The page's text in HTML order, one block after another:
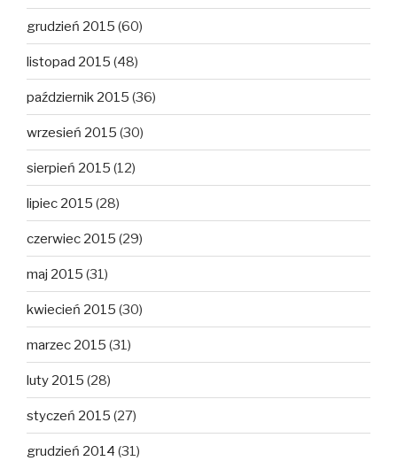
grudzień 2015 (60)
listopad 2015 (48)
październik 2015 (36)
wrzesień 2015 (30)
sierpień 2015 (12)
lipiec 2015 (28)
czerwiec 2015 (29)
maj 2015 (31)
kwiecień 2015 (30)
marzec 2015 (31)
luty 2015 (28)
styczeń 2015 (27)
grudzień 2014 (31)